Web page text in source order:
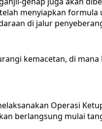
menyiapkan
di jalur
kemacetan, di mana
Operasi
berlangsung mulai